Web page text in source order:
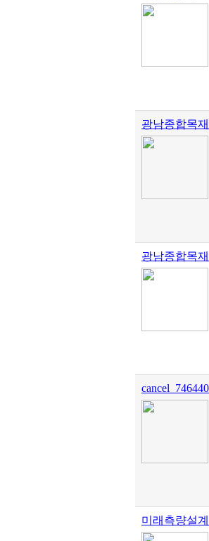
광남종합목
광남종합목
미래측량설